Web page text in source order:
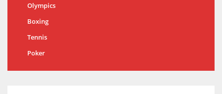
Olympics
Boxing
Tennis
Poker